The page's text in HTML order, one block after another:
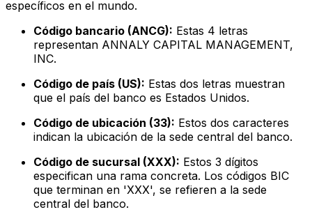
específicos en el mundo.
Código bancario (ANCG): Estas 4 letras
representan ANNALY CAPITAL MANAGEMENT,
INC.
Código de país (US): Estas dos letras muestran
que el país del banco es Estados Unidos.
Código de ubicación (33): Estos dos caracteres
indican la ubicación de la sede central del banco.
Código de sucursal (XXX): Estos 3 dígitos
especifican una rama concreta. Los códigos BIC
que terminan en 'XXX', se refieren a la sede
central del banco.